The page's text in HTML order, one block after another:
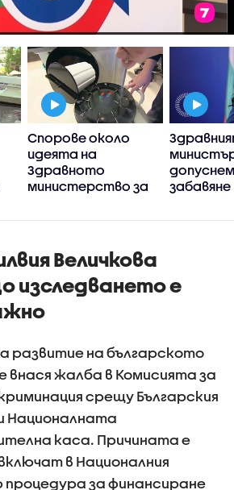
Спорове около
идеята на
Здравното
министерство за
държавния инвитро
забавяне
Величкова
изследването е
развитие на българското
внася жалба в Комисията за
срещу Българския
Националната
каса. Причината е
в Националния
процедура за финансиране